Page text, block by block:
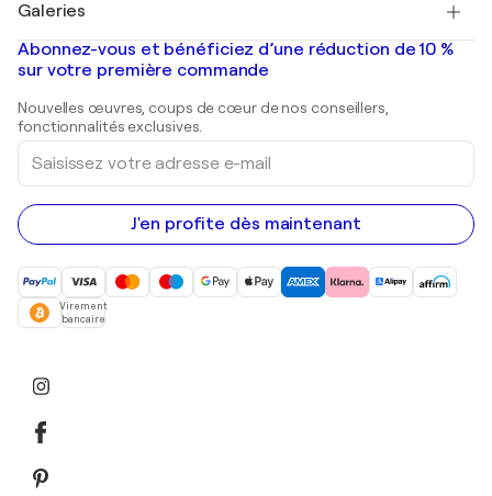
Banksy
Mr. Brainwash
Shepard Fairey
Tableaux abstraits à vendre
Peintures de paysage
Estampes
Peintures acryliques
Galeries
Galeries d'art en France
Galeries d'art en Belgique
Abonnez-vous et bénéficiez d’une réduction de 10 %
sur votre première commande
Nouvelles œuvres, coups de cœur de nos conseillers,
fonctionnalités exclusives.
Saisissez
votre
adresse
e-
mail
J'en profite dès maintenant
Virement
bancaire